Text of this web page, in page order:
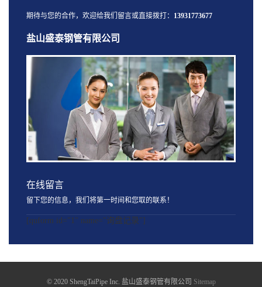
期待与您的合作，欢迎给我们留言或直接拨打： 13931773677
盐山盛泰钢管有限公司
在线留言
留下您的信息，我们将第一时间和您取的联系！
[quform id="1" name="询盘记录"]
© 2020 ShengTaiPipe Inc. 盐山盛泰钢管有限公司 Sitemap